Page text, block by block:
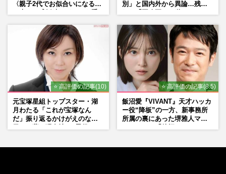
〈親子2代でお似合いになる〉
別」と国内外から異論…残さ
⭐ 高評価の記事(10)
元宝塚星組トップスター・湖
月わたる「これが宝塚なん
だ」振り返るかけがえのない
⭐ 高評価の記事(8.5)
飯沼愛『VIVANT』天才ハッカ
ー役“降板”の一方、新事務所
所属の裏にあった堺雅人マネ